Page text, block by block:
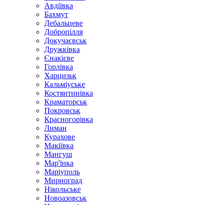
Авдіївка
Бахмут
Дебальцеве
Добропілля
Докучаєвськ
Дружківка
Єнакієве
Горлівка
Харцизьк
Кальміуське
Костянтинівка
Краматорськ
Покровськ
Красногорівка
Лиман
Курахове
Макіївка
Мангуш
Мар'їнка
Маріуполь
Мирноград
Нікольське
Новоазовськ